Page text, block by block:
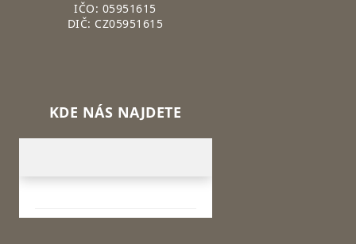
IČO: 05951615
DIČ: CZ05951615
KDE NÁS NAJDETE